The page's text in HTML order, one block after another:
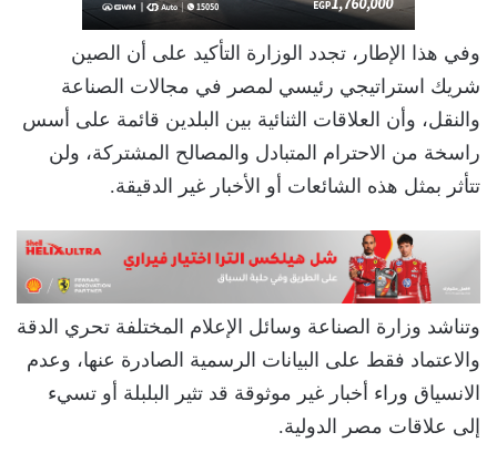
وفي هذا الإطار، تجدد الوزارة التأكيد على أن الصين
شريك استراتيجي رئيسي لمصر في مجالات الصناعة
والنقل، وأن العلاقات الثنائية بين البلدين قائمة على أسس
راسخة من الاحترام المتبادل والمصالح المشتركة، ولن
تتأثر بمثل هذه الشائعات أو الأخبار غير الدقيقة.
وتناشد وزارة الصناعة وسائل الإعلام المختلفة تحري الدقة
والاعتماد فقط على البيانات الرسمية الصادرة عنها، وعدم
الانسياق وراء أخبار غير موثوقة قد تثير البلبلة أو تسيء
إلى علاقات مصر الدولية.